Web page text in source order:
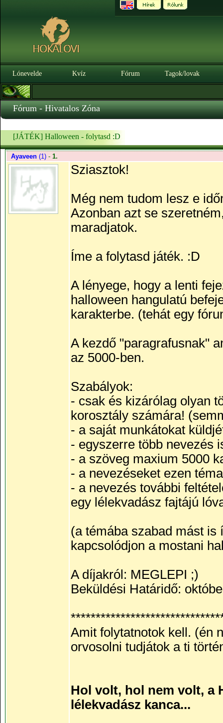
Lónevelde Kvíz Fórum Tagok/lovak
Fórum - Hivatalos Zóna
[JÁTÉK] Halloween - folytasd :D
Ayaveen(1) - 1.
Sziasztok!
Még nem tudom lesz e
Azonban azt se
maradjatok.
Íme a folytasd játék. :D
A lényege, hogy a lenti
halloween hangulatú
karakterbe. (tehát egy
A kezdő "paragrafusnak"
az 5000-ben.
Szabályok:
- csak és kizárólag olyan
korosztály számára!
- a saját munkátokat
- egyszerre több nevezés
- a szöveg maxium 5000
- a nevezéseket ezen
- a nevezés további
egy lélekvadász fajtájú
(a témába szabad mást is
kapcsolódjon a mostani
A díjakról: MEGLEPI ;)
Beküldési Határidő:
Amit folytatnotok kell. (én
orvosolni tudjátok a ti
Hol volt, hol nem volt, a
lélekvadász kanca...